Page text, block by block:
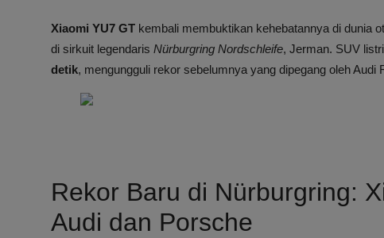
Xiaomi YU7 GT kembali membuktikan kehebatannya di dunia
di sirkuit legendaris Nürburgring Nordschleife, Jerman. SUV
detik, mengungguli rekor sebelumnya yang dipegang oleh
Rekor Baru di Nürburgring:
Audi dan Porsche